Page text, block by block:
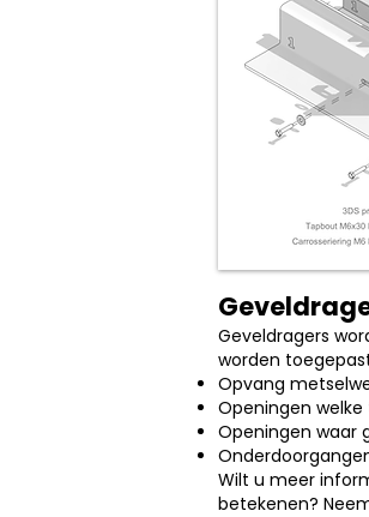
Geveldragers
worden
Opvang
Openingen
Openingen waar
Wilt u meer
betekenen?